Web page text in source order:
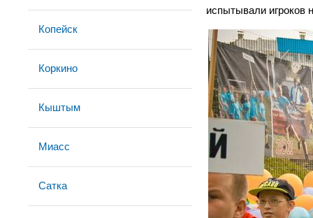
Копейск
Коркино
Кыштым
Миасс
Сатка
испытывали игроков